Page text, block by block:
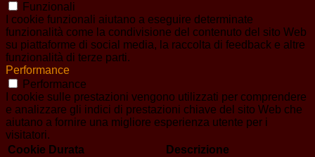
Funzionali
I cookie funzionali aiutano a eseguire determinate
funzionalità come la condivisione del contenuto del sito Web
su piattaforme di social media, la raccolta di feedback e altre
funzionalità di terze parti.
Performance
Performance
I cookie sulle prestazioni vengono utilizzati per comprendere
e analizzare gli indici di prestazioni chiave del sito Web che
aiutano a fornire una migliore esperienza utente per i
visitatori.
Cookie Durata Descrizione